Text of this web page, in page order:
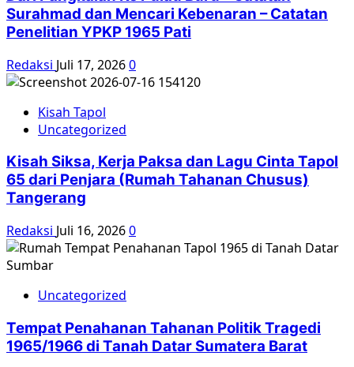
Surahmad dan Mencari Kebenaran – Catatan
Penelitian YPKP 1965 Pati
Redaksi Juli 17, 20260
Kisah Tapol
Uncategorized
Kisah Siksa, Kerja Paksa dan Lagu Cinta Tapol
65 dari Penjara (Rumah Tahanan Chusus)
Tangerang
Redaksi Juli 16, 20260
Uncategorized
Tempat Penahanan Tahanan Politik Tragedi
1965/1966 di Tanah Datar Sumatera Barat